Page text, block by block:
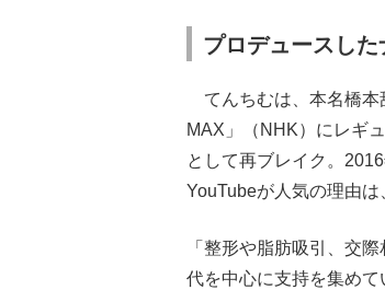
プロデュースし
てんちむは、本名橋本
MAX」（NHK）にレギ
として再ブレイク。
YouTubeが人気の理由は
「整形や脂肪吸引、交
代を中心に支持を集めて